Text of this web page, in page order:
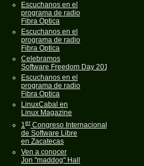
Escuchanos en el
programa de radio
Fibra Optica
Escuchanos en el
programa de radio
Fibra Optica
Celebramos
Software Freedom Day 2011
Escuchanos en el
programa de radio
Fibra Optica
LinuxCabal en
Linux Magazine
1er Congreso Internacional
de Software Libre
en Zacatecas
Ven a conocer
Jon "maddog" Hall